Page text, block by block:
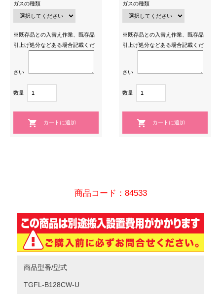
ガスの種類
※既存品との入替え作業、既存品
引上げ処分などある場合記載くだ
さい
数量
ガスの種類
※既存品との入替え作業、既存品
引上げ処分などある場合記載くだ
さい
数量
商品コード：84533
商品型番/型式
TGFL-B128CW-U